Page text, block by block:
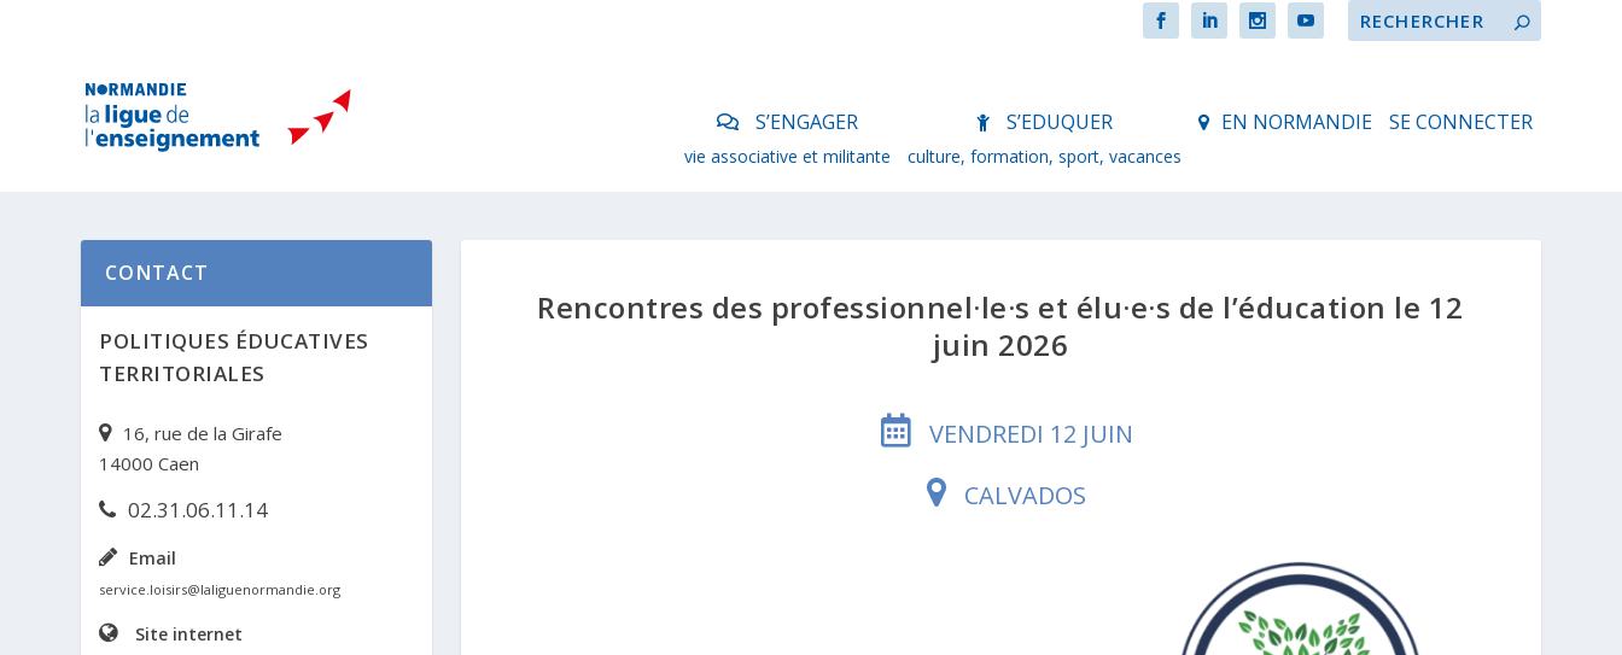
S’ENGAGER
vie associative et militante
S’EDUQUER
culture, formation, sport, vacances
EN NORMANDIE SE CONNECTER
Rencontres des professionnel·le·s et élu·e·s de l’éducation le 12
juin 2026
VENDREDI 12 JUIN
CALVADOS
CONTACT
POLITIQUES ÉDUCATIVES
TERRITORIALES
16, rue de la Girafe
14000 Caen
02.31.06.11.14
Email
service.loisirs@laliguenormandie.org
Site internet